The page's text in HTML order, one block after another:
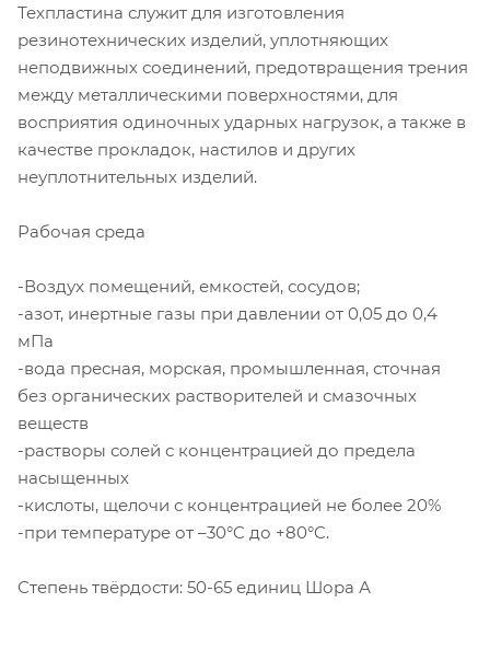
Техпластина служит для изготовления
резинотехнических изделий, уплотняющих
неподвижных соединений, предотвращения трения
между металлическими поверхностями, для
восприятия одиночных ударных нагрузок, а также в
качестве прокладок, настилов и других
неуплотнительных изделий.
Рабочая среда
-Воздух помещений, емкостей, сосудов;
-азот, инертные газы при давлении от 0,05 до 0,4
мПа
-вода пресная, морская, промышленная, сточная
без органических растворителей и смазочных
веществ
-растворы солей с концентрацией до предела
насыщенных
-кислоты, щелочи с концентрацией не более 20%
-при температуре от –30°C до +80°C.
Степень твёрдости: 50-65 единиц Шора А